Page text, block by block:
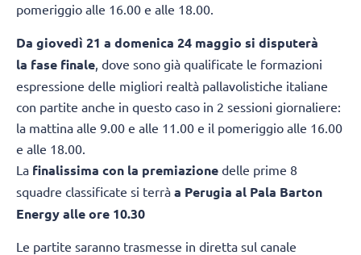
pomeriggio alle 16.00 e alle 18.00.
Da giovedì 21 a domenica 24 maggio si disputerà
la fase finale , dove sono già qualificate le formazioni
espressione delle migliori realtà pallavolistiche italiane
con partite anche in questo caso in 2 sessioni giornaliere:
la mattina alle 9.00 e alle 11.00 e il pomeriggio alle 16.00
e alle 18.00.
La finalissima con la premiazione delle prime 8
squadre classificate si terrà a Perugia al Pala Barton
Energy alle ore 10.30
Le partite saranno trasmesse in diretta sul canale